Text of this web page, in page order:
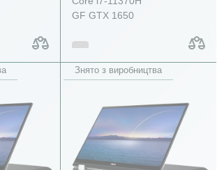
GF GTX 1650
Знято з виробництва